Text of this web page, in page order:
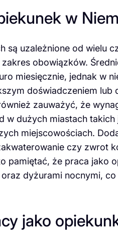
w
są uzależnione od wielu
obowiązków.
miesięcznie, jednak w
doświadczeniem
zauważyć, że
w dużych miastach
miejscowościach.
czy zwrot
pamiętać, że praca jako
dyżurami nocnymi, co
jako